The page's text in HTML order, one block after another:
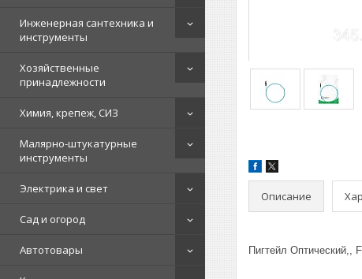
Инженерная сантехника и
инструменты
Хозяйственные
принадлежности
Химия, крепеж, СИЗ
Малярно-штукатурные
инструменты
Электрика и свет
Сад и огород
Автотовары
Описание
Пигтейл Оптический,,